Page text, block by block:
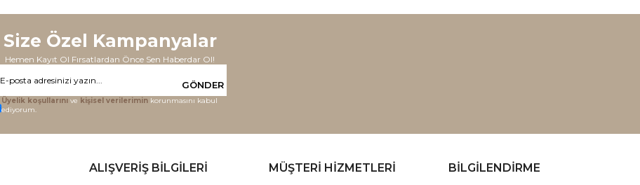
Size Özel Kampanyalar
Hemen Kayıt Ol Fırsatlardan Önce Sen Haberdar Ol!
GÖNDER
Üyelik koşullarınıve kişisel verileriminkorunmasını kabul
ediyorum.
ALIŞVERİŞ BİLGİLERİ MÜŞTERİ HİZMETLERİ BİLGİLENDİRME